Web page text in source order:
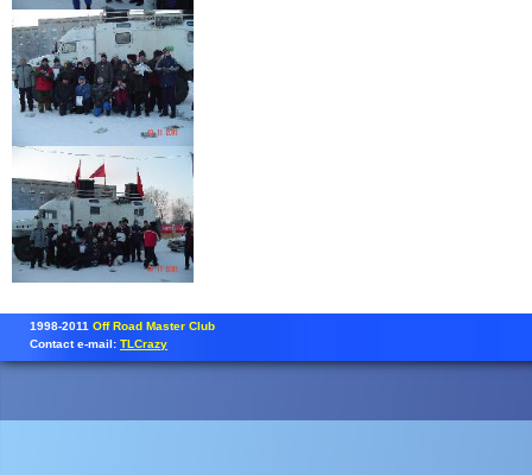
1998-2011 Off Road Master Club
Contact e-mail: TLCrazy